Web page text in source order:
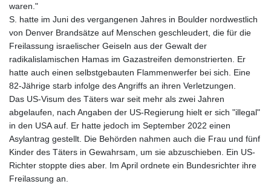
waren."
S. hatte im Juni des vergangenen Jahres in Boulder nordwestlich
von Denver Brandsätze auf Menschen geschleudert, die für die
Freilassung israelischer Geiseln aus der Gewalt der
radikalislamischen Hamas im Gazastreifen demonstrierten. Er
hatte auch einen selbstgebauten Flammenwerfer bei sich. Eine
82-Jährige starb infolge des Angriffs an ihren Verletzungen.
Das US-Visum des Täters war seit mehr als zwei Jahren
abgelaufen, nach Angaben der US-Regierung hielt er sich "illegal"
in den USA auf. Er hatte jedoch im September 2022 einen
Asylantrag gestellt. Die Behörden nahmen auch die Frau und fünf
Kinder des Täters in Gewahrsam, um sie abzuschieben. Ein US-
Richter stoppte dies aber. Im April ordnete ein Bundesrichter ihre
Freilassung an.